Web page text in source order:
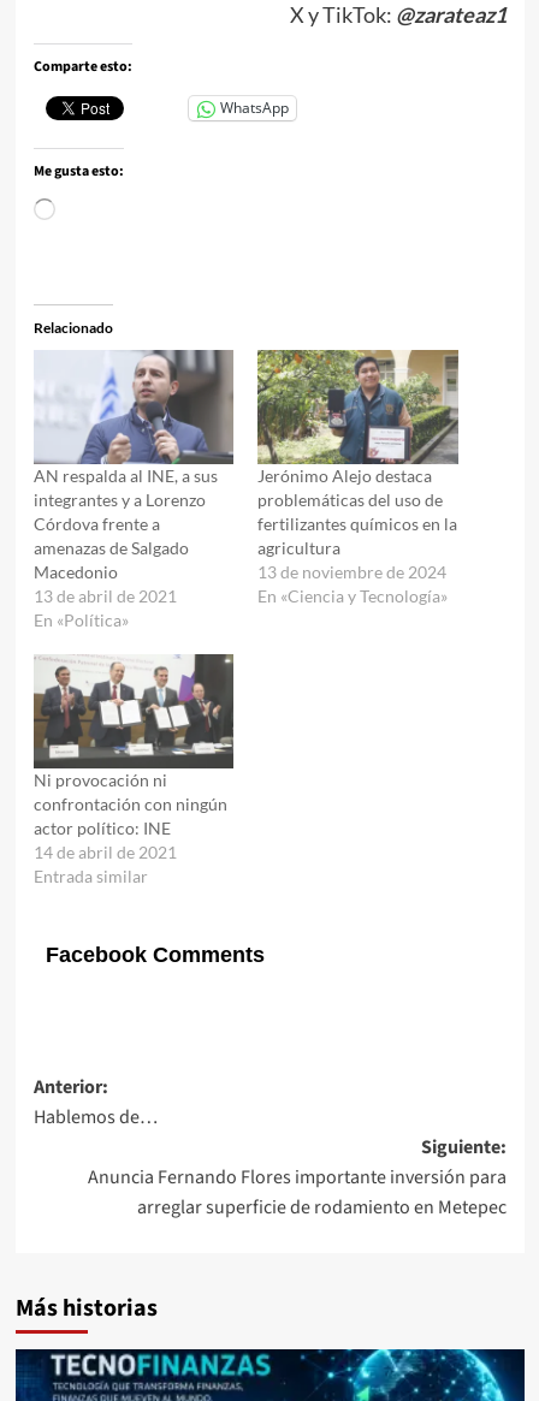
X y TikTok: @zarateaz1
Comparte esto:
WhatsApp
Me gusta esto:
Cargando...
Relacionado
AN respalda al INE, a sus
integrantes y a Lorenzo
Córdova frente a
amenazas de Salgado
Macedonio
13 de abril de 2021
En «Política»
Jerónimo Alejo destaca
problemáticas del uso de
fertilizantes químicos en la
agricultura
13 de noviembre de 2024
En «Ciencia y Tecnología»
Ni provocación ni
confrontación con ningún
actor político: INE
14 de abril de 2021
Entrada similar
Facebook Comments
Navegación
de
entradas
Anterior:
Hablemos de…
Siguiente:
Anuncia Fernando Flores importante inversión para
arreglar superficie de rodamiento en Metepec
Más historias